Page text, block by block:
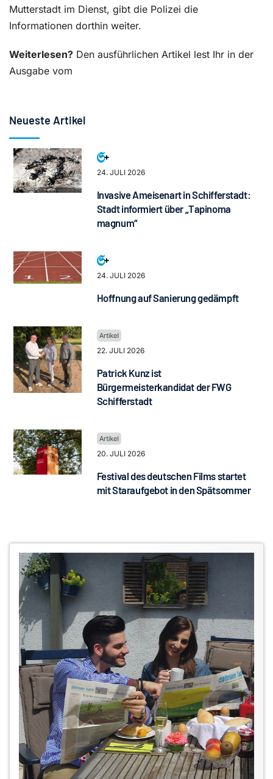
Mutterstadt im Dienst, gibt die Polizei die
Informationen dorthin weiter.
Weiterlesen? Den ausführlichen Artikel lest Ihr in der
Ausgabe vom
Neueste Artikel
24. JULI 2026
Invasive Ameisenart in Schifferstadt:
Stadt informiert über „Tapinoma
magnum“
24. JULI 2026
Hoffnung auf Sanierung gedämpft
22. JULI 2026
Patrick Kunz ist
Bürgermeisterkandidat der FWG
Schifferstadt
20. JULI 2026
Festival des deutschen Films startet
mit Staraufgebot in den Spätsommer